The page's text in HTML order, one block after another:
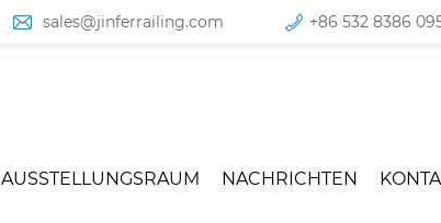
sales@jinferrailing.com +86 532 8386
AUSSTELLUNGSRAUM NACHRICHTEN